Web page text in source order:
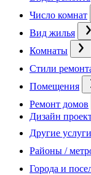
Число комнат
Вид жилья
Комнаты
Стили
Помещения
Ремонт домов
Дизайн
Другие услуги
Районы /
Города и